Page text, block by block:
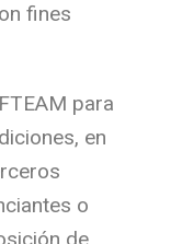
fines
para
en
o